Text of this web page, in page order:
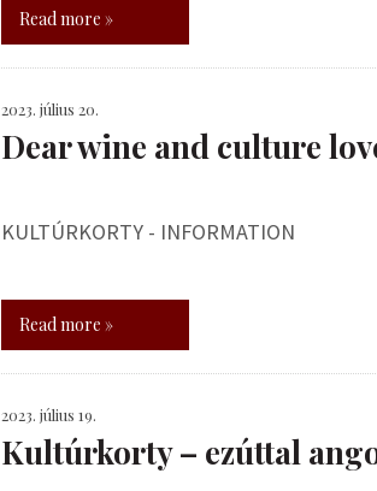
Read more »
2023. július 20.
Dear wine and culture
KULTÚRKORTY - INFORMATION
Read more »
2023. július 19.
Kultúrkorty – ezúttal